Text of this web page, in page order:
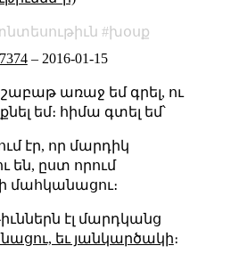
խօսք
– 2016-01-15
առաջ եմ գրել, ու
եմ։ հիմա գտել եմ՝
էր, որ մարդիկ
են, ըստ որում
մահկանացու։
էլ մարդկանց
եւ յանկարծակի։